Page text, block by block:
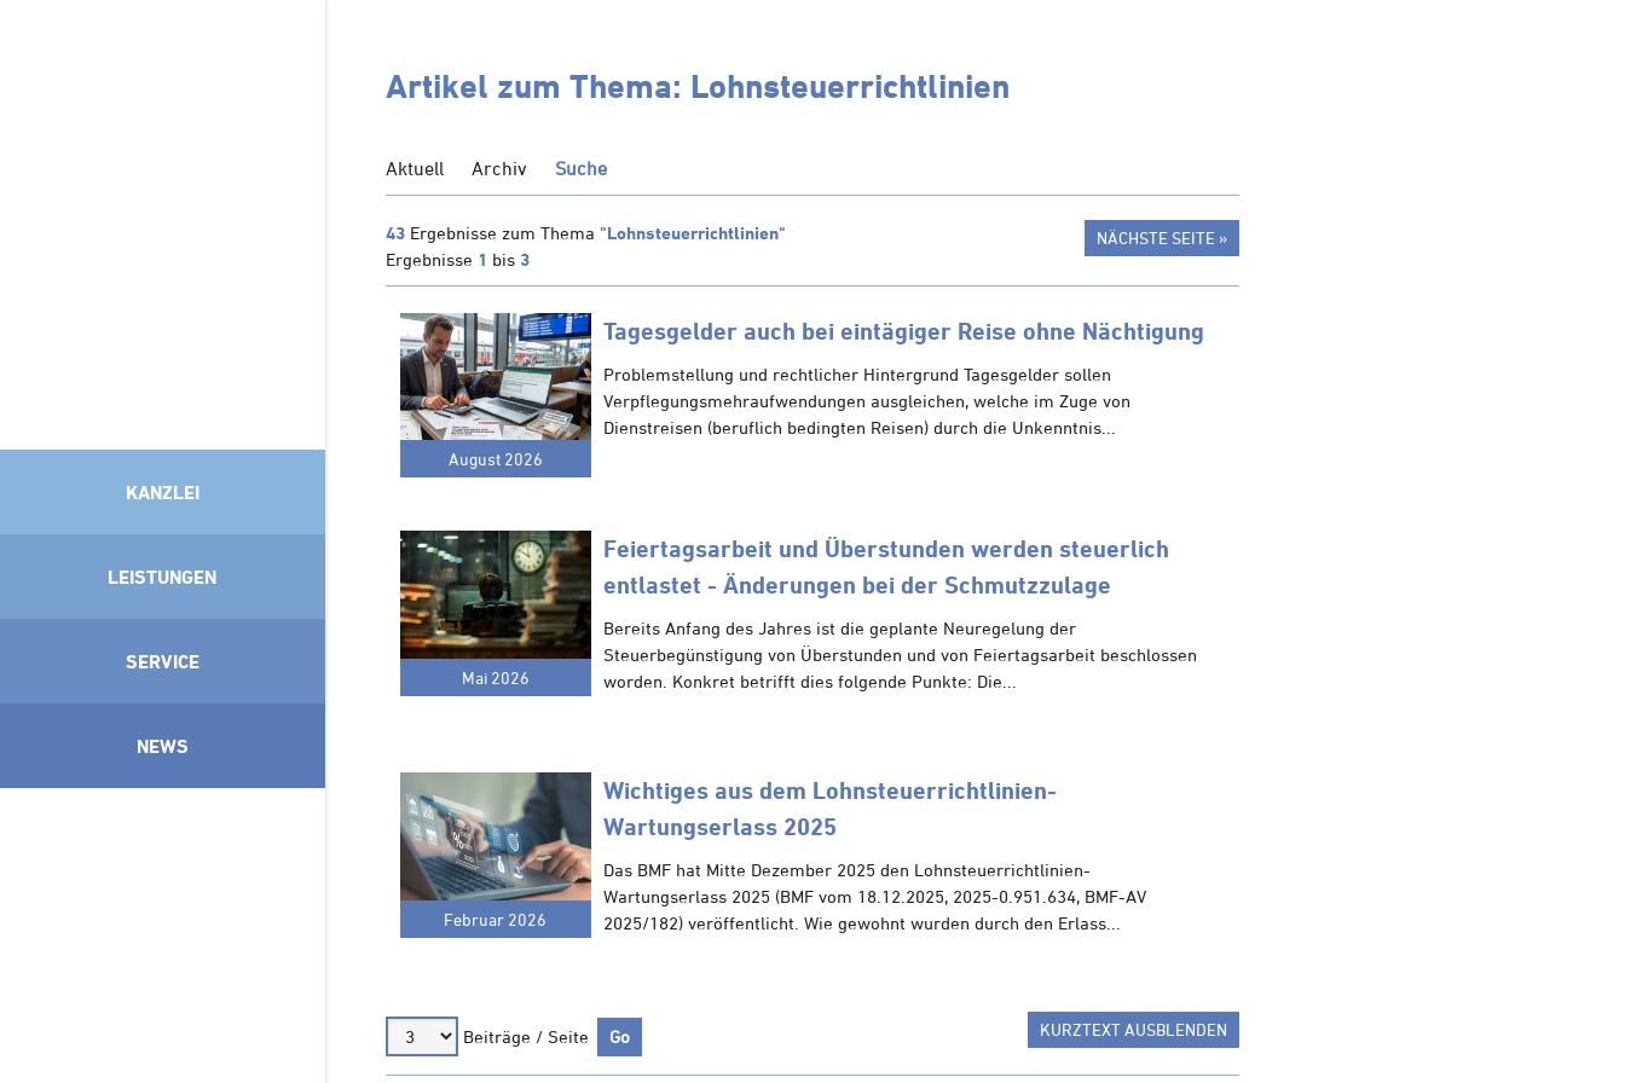
KANZLEI
LEISTUNGEN
SERVICE
NEWS
Artikel zum Thema: Lohnsteuerrichtlinien
Aktuell Archiv Suche
43Ergebnisse zum Thema "Lohnsteuerrichtlinien"
Ergebnisse 1 bis 3
NÄCHSTE SEITE »
August 2026
Tagesgelder auch bei eintägiger Reise ohne Nächtigung
Problemstellung und rechtlicher Hintergrund Tagesgelder sollen
Verpflegungsmehraufwendungen ausgleichen, welche im Zuge von
Dienstreisen (beruflich bedingten Reisen) durch die Unkenntnis...
Mai 2026
Feiertagsarbeit und Überstunden werden steuerlich
entlastet - Änderungen bei der Schmutzzulage
Bereits Anfang des Jahres ist die geplante Neuregelung der
Steuerbegünstigung von Überstunden und von Feiertagsarbeit beschlossen
worden. Konkret betrifft dies folgende Punkte: Die...
Februar 2026
Wichtiges aus dem Lohnsteuerrichtlinien-
Wartungserlass 2025
Das BMF hat Mitte Dezember 2025 den Lohnsteuerrichtlinien-
Wartungserlass 2025 (BMF vom 18.12.2025, 2025-0.951.634, BMF-AV
2025/182) veröffentlicht. Wie gewohnt wurden durch den Erlass...
Beiträge / Seite KURZTEXT AUSBLENDEN